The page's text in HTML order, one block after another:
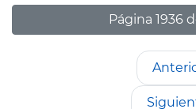
Página 1936